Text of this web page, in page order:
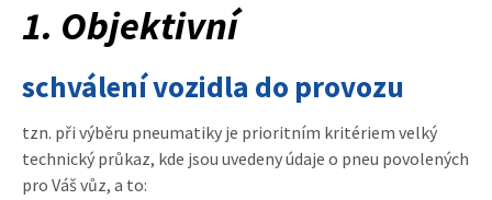
1. Objektivní
schválení vozidla do provozu
tzn. při výběru pneumatiky je prioritním kritériem velký
technický průkaz, kde jsou uvedeny údaje o pneu povolených
pro Váš vůz, a to: